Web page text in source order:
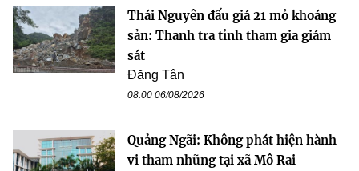
Thái Nguyên đấu giá 21 mỏ khoáng
sản: Thanh tra tỉnh tham gia giám
sát
Đăng Tân
08:00 06/08/2026
Quảng Ngãi: Không phát hiện hành
vi tham nhũng tại xã Mô Rai